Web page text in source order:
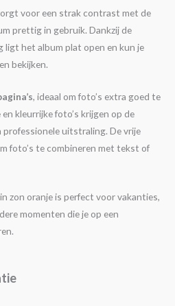
voor een strak contrast met de
prettig in gebruik. Dankzij de
ligt het album plat open en kun je
bekijken.
, ideaal om foto’s extra goed te
kleurrijke foto’s krijgen op de
professionele uitstraling. De vrije
foto’s te combineren met tekst of
zon oranje is perfect voor vakanties,
momenten die je op een